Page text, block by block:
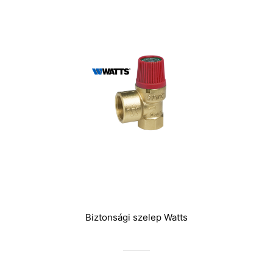
Biztonsági szelep Watts